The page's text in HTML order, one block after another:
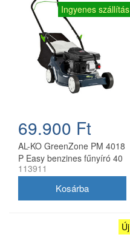
Ingyenes szállítás
69.900 Ft
AL-KO GreenZone PM 4018
P Easy benzines fűnyíró 40
cm
113911
Új